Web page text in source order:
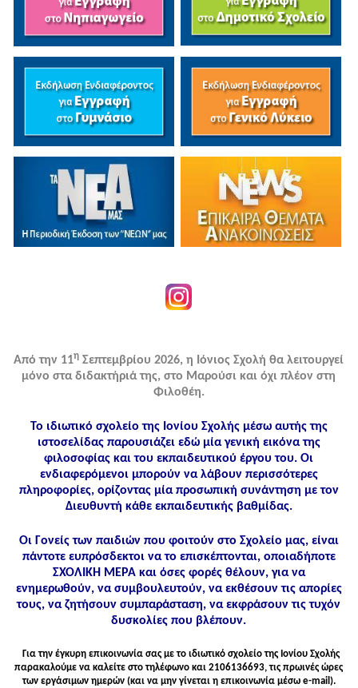
Από την 11η Σεπτεμβρίου 2026, η Ιόνιος Σχολή θα λειτουργεί
μόνο στα διδακτήριά της, στο Μαρούσι και όχι πλέον στη
Φιλοθέη.
Το ιδιωτικό σχολείο της Ιονίου Σχολής μέσω αυτής της
ιστοσελίδας παρουσιάζει εδώ μία γενική εικόνα της
φιλοσοφίας και του εκπαιδευτικού έργου του. Οι
ενδιαφερόμενοι μπορούν να λάβουν περισσότερες
πληροφορίες, ορίζοντας μία προσωπική συνάντηση με τον
Διευθυντή κάθε εκπαιδευτικής βαθμίδας.
Οι Γονείς των παιδιών που φοιτούν στο Σχολείο μας, είναι
πάντοτε ευπρόσδεκτοι να το επισκέπτονται, οποιαδήποτε
ΣΧΟΛΙΚΗ ΜΕΡΑ και όσες φορές θέλουν, για να
ενημερωθούν, να συμβουλευτούν, να εκθέσουν τις απορίες
τους, να ζητήσουν συμπαράσταση, να εκφράσουν τις τυχόν
δυσκολίες που βλέπουν.
Για την έγκυρη επικοινωνία σας με το ιδιωτικό σχολείο της Ιονίου Σχολής
παρακαλούμε να καλείτε στo τηλέφωνo και 2106136693, τις πρωινές ώρες
των εργάσιμων ημερών (και να μην γίνεται η επικοινωνία μέσω e-mail).